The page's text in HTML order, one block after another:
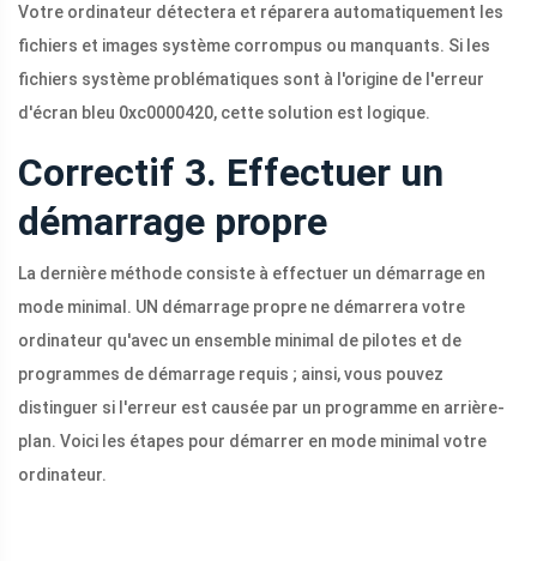
Votre ordinateur détectera et réparera automatiquement les
fichiers et images système corrompus ou manquants. Si les
fichiers système problématiques sont à l'origine de l'erreur
d'écran bleu 0xc0000420, cette solution est logique.
Correctif 3. Effectuer un
démarrage propre
La dernière méthode consiste à effectuer un démarrage en
mode minimal. UN démarrage propre ne démarrera votre
ordinateur qu'avec un ensemble minimal de pilotes et de
programmes de démarrage requis ; ainsi, vous pouvez
distinguer si l'erreur est causée par un programme en arrière-
plan. Voici les étapes pour démarrer en mode minimal votre
ordinateur.